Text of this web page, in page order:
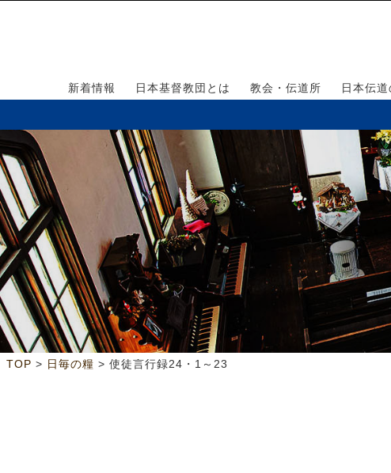
新着情報 日本基督教団とは 教会・伝道所 日本伝
TOP > 日毎の糧 > 使徒言行録24・1～23